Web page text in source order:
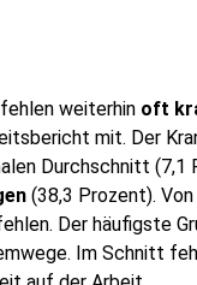
weiterhin oft
mit. Der
Durchschnitt (7,1
(38,3 Prozent).
Der häufigste
Im Schnitt